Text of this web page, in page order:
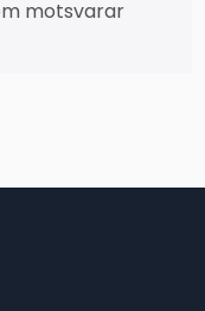
motsvarar